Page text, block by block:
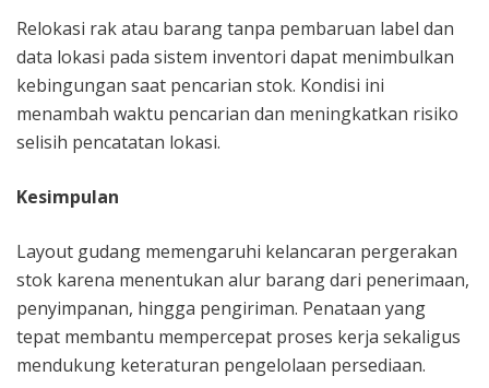
Relokasi rak atau barang tanpa pembaruan label dan
data lokasi pada sistem inventori dapat menimbulkan
kebingungan saat pencarian stok. Kondisi ini
menambah waktu pencarian dan meningkatkan risiko
selisih pencatatan lokasi.
Kesimpulan
Layout gudang memengaruhi kelancaran pergerakan
stok karena menentukan alur barang dari penerimaan,
penyimpanan, hingga pengiriman. Penataan yang
tepat membantu mempercepat proses kerja sekaligus
mendukung keteraturan pengelolaan persediaan.